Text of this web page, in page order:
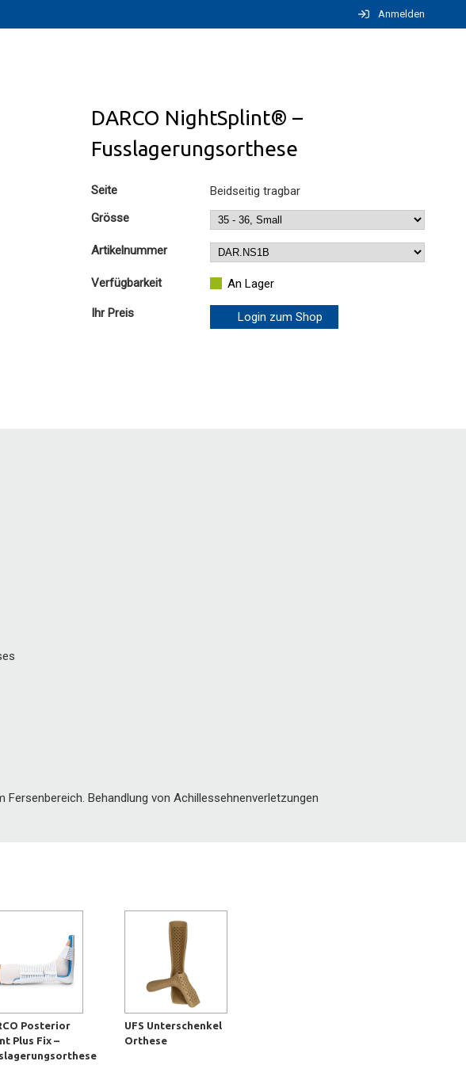
Anmelden
DARCO NightSplint® –
Fusslagerungsorthese
Seite
Beidseitig tragbar
Grösse
Artikelnummer
Verfügbarkeit An Lager
Ihr Preis Login zum Shop
Behandlung von Achillessehnenverletzungen
Posterior
Plus Fix –
UFS Unterschenkel
Orthese